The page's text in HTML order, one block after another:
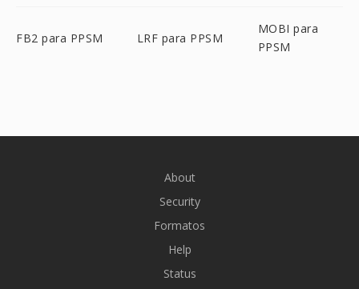
FB2 para PPSM LRF para PPSM
MOBI para
PPSM
About
Security
Formatos
Help
Status